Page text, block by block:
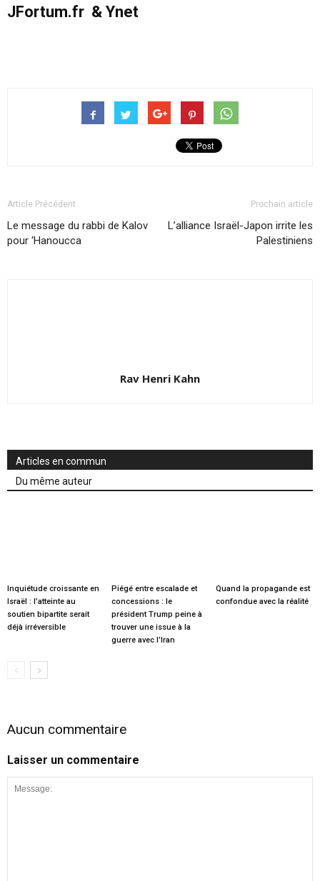
JFortum.fr & Ynet
Article Précédent
Le message du rabbi de Kalov
pour ‘Hanoucca
Prochain article
L’alliance Israël-Japon irrite les
Palestiniens
Rav Henri Kahn
Articles en commun
Du même auteur
Inquiétude croissante en
Israël : l’atteinte au
soutien bipartite serait
déjà irréversible
Piégé entre escalade et
concessions : le
président Trump peine à
trouver une issue à la
guerre avec l’Iran
Quand la propagande est
confondue avec la réalité
Aucun commentaire
Laisser un commentaire